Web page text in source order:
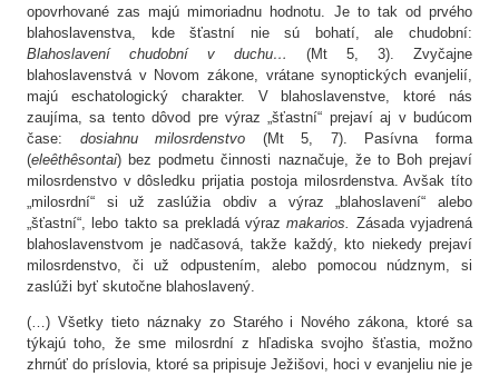
opovrhované zas majú mimoriadnu hodnotu. Je to tak od prvého
blahoslavenstva, kde šťastní nie sú bohatí, ale chudobní:
Blahoslavení chudobní v duchu… (Mt 5, 3). Zvyčajne
blahoslavenstvá v Novom zákone, vrátane synoptických evanjelií,
majú eschatologický charakter. V blahoslavenstve, ktoré nás
zaujíma, sa tento dôvod pre výraz „šťastní“ prejaví aj v budúcom
čase: dosiahnu milosrdenstvo (Mt 5, 7). Pasívna forma
(eleêthêsontai) bez podmetu činnosti naznačuje, že to Boh prejaví
milosrdenstvo v dôsledku prijatia postoja milosrdenstva. Avšak títo
„milosrdní“ si už zaslúžia obdiv a výraz „blahoslavení“ alebo
„šťastní“, lebo takto sa prekladá výrazmakarios. Zásada vyjadrená
blahoslavenstvom je nadčasová, takže každý, kto niekedy prejaví
milosrdenstvo, či už odpustením, alebo pomocou núdznym, si
zaslúži byť skutočne blahoslavený.
(…) Všetky tieto náznaky zo Starého i Nového zákona, ktoré sa
týkajú toho, že sme milosrdní z hľadiska svojho šťastia, možno
zhrnúť do príslovia, ktoré sa pripisuje Ježišovi, hoci v evanjeliu nie je